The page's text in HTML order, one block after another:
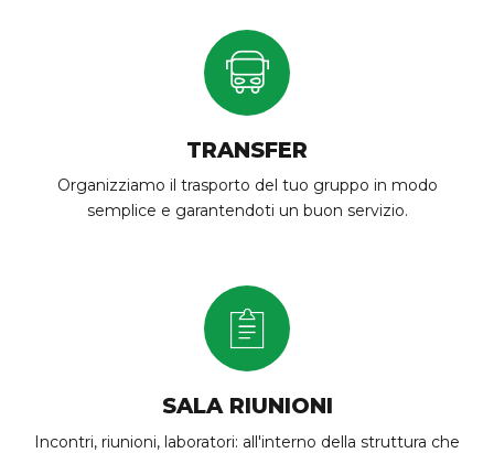
TRANSFER
Organizziamo il trasporto del tuo gruppo in modo
semplice e garantendoti un buon servizio.
SALA RIUNIONI
Incontri, riunioni, laboratori: all'interno della struttura che